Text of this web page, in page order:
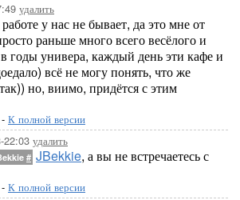
удалить
у нас не бывает, да это мне от
раньше много всего весёлого и
годы универа, каждый день эти кафе и
всё не могу понять, что же
но, виимо, придётся с этим
- К полной версии
22:03 удалить
# JBekkie, а вы не встречаетесь с
- К полной версии